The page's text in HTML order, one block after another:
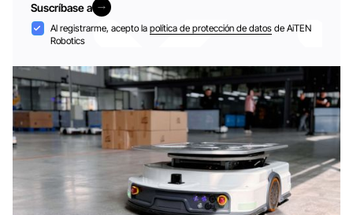
Suscríbase a
Suscríbase a
Aceptación
Al registrarme, acepto lapolítica de protección de datos de AiTEN
Robotics